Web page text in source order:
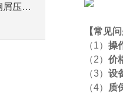
这样的结构才能更好使用钢屑压饼机
【常见
（1） 操
（2） 价
（3） 设
（4）
质